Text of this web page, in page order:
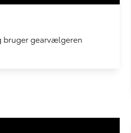
bruger gearvælgeren